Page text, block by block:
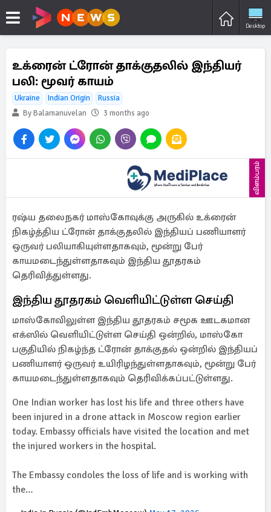
Desktop
உக்ரைன் ட்ரோன் தாக்குதலில் இந்தியர்
பலி: மூவர் காயம்
Ukraine Indian Origin
Russia
By Balamanuvelan
3 months ago
விளம்பரம்
ரஷ்ய தலைநகர் மாஸ்கோவுக்கு அருகில் உக்ரைன்
நிகழ்த்திய ட்ரோன் தாக்குதலில் இந்தியப் பணியாளர்
ஒருவர் பலியாகியுள்ளதாகவும், மூன்று பேர்
காயமடைந்துள்ளதாகவும் இந்திய தூதரகம்
தெரிவித்துள்ளது.
இந்திய தூதரகம் வெளியிட்டுள்ள செய்தி
மாஸ்கோவிலுள்ள இந்திய தூதரகம் சமூக ஊடகமான
எக்ஸில் வெளியிட்டுள்ள செய்தி ஒன்றில், மாஸ்கோ
பகுதியில் நிகழ்ந்த ட்ரோன் தாக்குதல் ஒன்றில் இந்தியப்
பணியாளர் ஒருவர் உயிரிழந்துள்ளதாகவும், மூன்று பேர்
காயமடைந்துள்ளதாகவும் தெரிவிக்கப்பட்டுள்ளது.
One Indian worker has lost his life and three others have
been injured in a drone attack in Moscow region earlier
today. Embassy officials have visited the location and met
the injured workers in the hospital.
The Embassy condoles the loss of life and is working with
the…